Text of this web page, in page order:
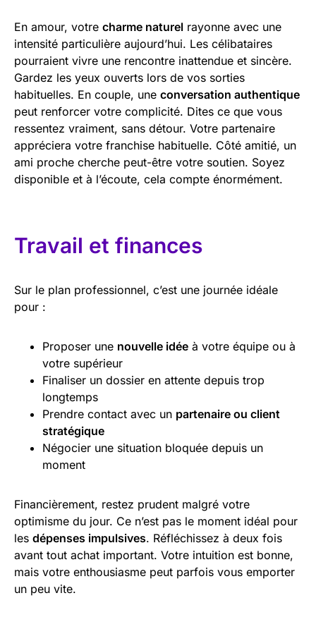
En amour, votre charme naturel rayonne avec une
intensité particulière aujourd’hui. Les célibataires
pourraient vivre une rencontre inattendue et sincère.
Gardez les yeux ouverts lors de vos sorties
habituelles. En couple, une conversation authentique
peut renforcer votre complicité. Dites ce que vous
ressentez vraiment, sans détour. Votre partenaire
appréciera votre franchise habituelle. Côté amitié, un
ami proche cherche peut-être votre soutien. Soyez
disponible et à l’écoute, cela compte énormément.
Travail et finances
Sur le plan professionnel, c’est une journée idéale
pour :
Proposer une nouvelle idée à votre équipe ou à
votre supérieur
Finaliser un dossier en attente depuis trop
longtemps
Prendre contact avec un partenaire ou client
stratégique
Négocier une situation bloquée depuis un
moment
Financièrement, restez prudent malgré votre
optimisme du jour. Ce n’est pas le moment idéal pour
les dépenses impulsives. Réfléchissez à deux fois
avant tout achat important. Votre intuition est bonne,
mais votre enthousiasme peut parfois vous emporter
un peu vite.